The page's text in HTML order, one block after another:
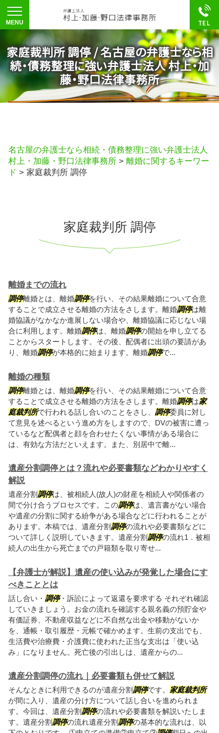
家庭裁判所 調停 / 名古屋の弁護士なら相
続・債務整理に強い弁護士法人 村上・加
藤・野口法律事務所
名古屋の弁護士なら相続・債務整理に強い弁護士法人
村上・加藤・野口法律事務所 > 離婚に関するキーワー
ド > 家庭裁判所 調停
家庭裁判所 調停
離婚までの流れ
調停離婚とは、離婚調停を行い、その結果離婚について合意
することで成立させる離婚の方法をさします。離婚調停は離
婚協議がなかなか進展しない場合や、離婚協議に応じない場
合に利用します。離婚調停は、離婚調停の開始を申し立てる
ことからスタートします。その後、配偶者に出頭の要請があ
り、離婚調停が本格的に始まります。離婚調停で...
離婚の種類
調停離婚とは、離婚調停を行い、その結果離婚について合意
することで成立させる離婚の方法をさします。離婚調停は家
庭裁判所で行われる話し合いのことをさし、 調停委員に対し
て意見を述べるという進め方をしますので、DVの被害に遭っ
ているなど配偶者と顔を合わせたくない事情がある場合に
は、有効な方法だといえます。また、別居中で離...
遺産分割調停とは？流れや必要書類などわかりやすく
解説
遺産分割調停は、被相続人(故人)の財産を相続人や関係者の
間で分け合うプロセスです。この調停は、遺言書がない場合
や遺産の分割に関する紛争がある場合などに行われることが
あります。本稿では、遺産分割調停の流れや必要書類などに
ついて詳しく説明していきます。遺産分割調停の流れ1．被相
続人の出生から死亡までの戸籍類を取り寄せ...
【弁護士が解説】遺産の使い込みが発覚した場合にす
べきこととは
話し合い・ 調停・訴訟によって返還を要求する それぞれ確認
していきましょう。お金の流れを確認する親名義の預貯金や
有価証券、不動産収益などに不自然な出金や移動がないか
を、通帳・取引履歴・元帳で確かめます。生前の支出でも、
生活費や治療費・介護費に使われた正当な支出は「使い込
み」になりません。死亡後の引出しは、遺産からの...
遺産分割調停の流れ｜必要書類も併せて解説
そんなときに利用できるのが遺産分割調停です。 家庭裁判所
が間に入り、遺産の分け方について話し合いを進められま
す。今回は、遺産分割調停の流れや必要書類を解説いたしま
す。遺産分割調停の流れ遺産分割調停の基本的な流れは、以